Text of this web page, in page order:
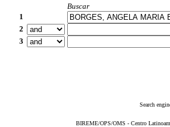
Buscar
1
2
3
Search
BIREME/OPS/OMS - Centro